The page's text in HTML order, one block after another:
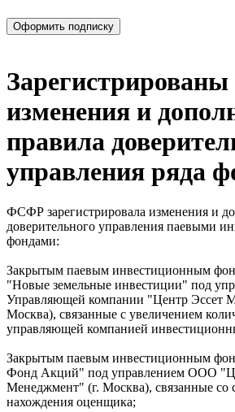
Зарегистрированы
изменения и
правила
управления ряда
ФСФР зарегистрировала изменения и
доверительного управления паевыми
фондами:
Закрытым паевым инвестиционным
"Новые земельные инвестиции" под
Управляющей компании "Центр Эссет
Москва), связанные с увеличением
управляющей компанией
Закрытым паевым инвестиционным
Фонд Акций" под управлением ООО
Менеджмент" (г. Москва), связанные со
нахождения оценщика;